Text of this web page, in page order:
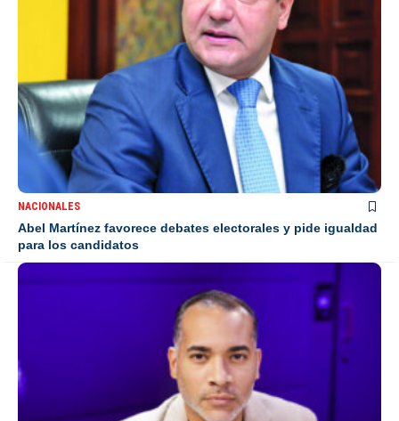
NACIONALES
Abel Martínez favorece debates electorales y pide igualdad
para los candidatos